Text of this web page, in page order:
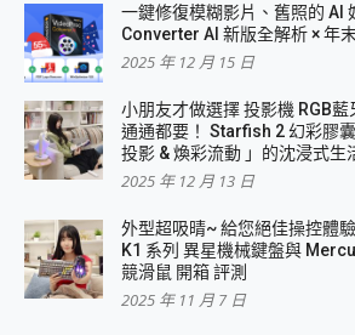
一鍵修復模糊影片、舊照的 AI
Converter AI 新版全解析 × 年
2025 年 12 月 15 日
小朋友才做選擇 投影機 RGB
通通都要！ Starfish 2 幻彩膠
投影 & 煥彩流動 」的沈浸式生
2025 年 12 月 13 日
外型超吸晴~ 給您絕佳操控體
K1 系列 異星機械鍵盤與
競滑鼠 開箱 評測
2025 年 11 月 7 日